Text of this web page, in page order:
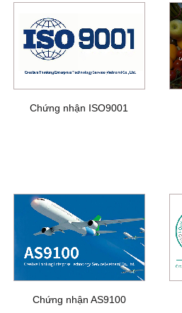
Chứng nhận ISO9001
Chứng nhận AS9100